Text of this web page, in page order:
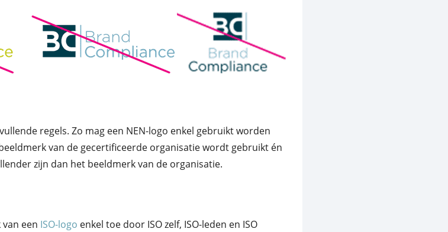
regels. Zo mag een NEN-logo enkel gebruikt worden
van de gecertificeerde organisatie wordt gebruikt én
zijn dan het beeldmerk van de organisatie.
een ISO-logo enkel toe door ISO zelf, ISO-leden en ISO